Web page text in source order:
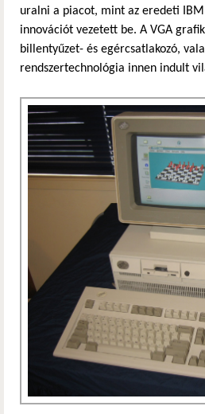
uralni a piacot, mint az eredeti IBM
innovációt vezetett be. A VGA
billentyűzet- és egércsatlakozó,
rendszertechnológia innen indult